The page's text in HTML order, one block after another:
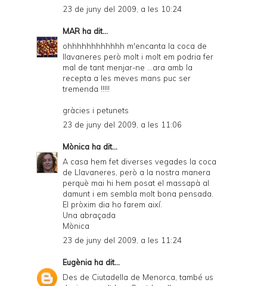
23 de juny del 2009, a les 10:24
MAR ha dit...
ohhhhhhhhhhhh m'encanta la coca de
llavaneres però molt i molt em podria fer
mal de tant menjar-ne ...ara amb la
recepta a les meves mans puc ser
tremenda !!!!!
gràcies i petunets
23 de juny del 2009, a les 11:06
Mònica ha dit...
A casa hem fet diverses vegades la coca
de Llavaneres, però a la nostra manera
perquè mai hi hem posat el massapà al
damunt i em sembla molt bona pensada.
El pròxim dia ho farem així.
Una abraçada
Mònica
23 de juny del 2009, a les 11:24
Eugènia ha dit...
Des de Ciutadella de Menorca, també us